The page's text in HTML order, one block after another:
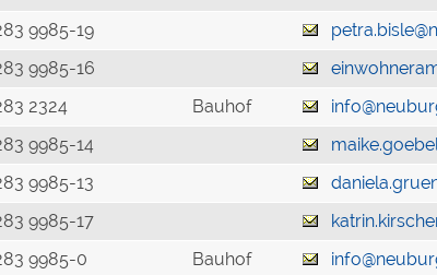
9985-19
9985-16
2324 Bauhof
9985-14
9985-13
9985-17
9985-0 Bauhof